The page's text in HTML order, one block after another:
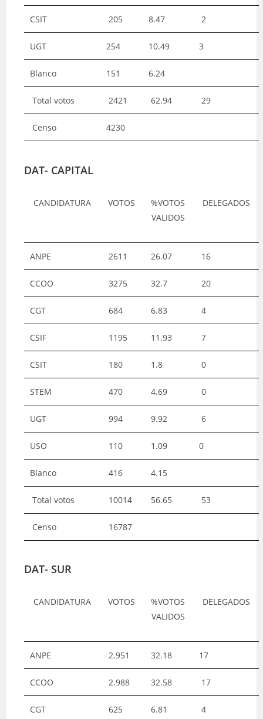
CSIT 205 8.47 2
UGT 254 10.49 3
Blanco 151 6.24
Total votos 2421 62.94 29
Censo 4230
DAT- CAPITAL
CANDIDATURA VOTOS
%VOTOS
VALIDOS
DELEGADOS
ANPE 2611 26.07 16
CCOO 3275 32.7 20
CGT 684 6.83 4
CSIF 1195 11.93 7
CSIT 180 1.8 0
STEM 470 4.69 0
UGT 994 9.92 6
USO 110 1.09 0
Blanco 416 4.15
Total votos 10014 56.65 53
Censo 16787
DAT- SUR
CANDIDATURA VOTOS
%VOTOS
VALIDOS
DELEGADOS
ANPE 2.951 32.18 17
CCOO 2.988 32.58 17
CGT 625 6.81 4